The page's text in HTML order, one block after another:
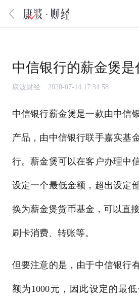
中信银行的薪金煲是
康波财经 2020-07-14 17:34:58
中信银行薪金煲是一款由中信
产品，由中信银行联手嘉实基
行。薪金煲可以在客户办理中
设定一个最低金额，超出设定
换为薪金煲货币基金，可以直
刷卡消费、转账等。
但要注意的是，由于中信银行
额为1000元，因此设定的最